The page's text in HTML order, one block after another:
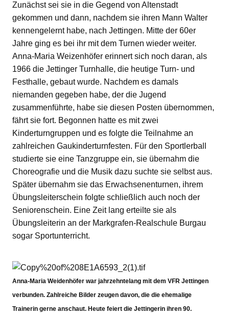
Zunächst sei sie in die Gegend von Altenstadt
gekommen und dann, nachdem sie ihren Mann Walter
kennengelernt habe, nach Jettingen. Mitte der 60er
Jahre ging es bei ihr mit dem Turnen wieder weiter.
Anna-Maria Weizenhöfer erinnert sich noch daran, als
1966 die Jettinger Turnhalle, die heutige Turn- und
Festhalle, gebaut wurde. Nachdem es damals
niemanden gegeben habe, der die Jugend
zusammenführte, habe sie diesen Posten übernommen,
fährt sie fort. Begonnen hatte es mit zwei
Kinderturngruppen und es folgte die Teilnahme an
zahlreichen Gaukinderturnfesten. Für den Sportlerball
studierte sie eine Tanzgruppe ein, sie übernahm die
Choreografie und die Musik dazu suchte sie selbst aus.
Später übernahm sie das Erwachsenenturnen, ihrem
Übungsleiterschein folgte schließlich auch noch der
Seniorenschein. Eine Zeit lang erteilte sie als
Übungsleiterin an der Markgrafen-Realschule Burgau
sogar Sportunterricht.
Anna-Maria Weidenhöfer war jahrzehntelang mit dem VFR Jettingen
verbunden. Zahlreiche Bilder zeugen davon, die die ehemalige
Trainerin gerne anschaut. Heute feiert die Jettingerin ihren 90.